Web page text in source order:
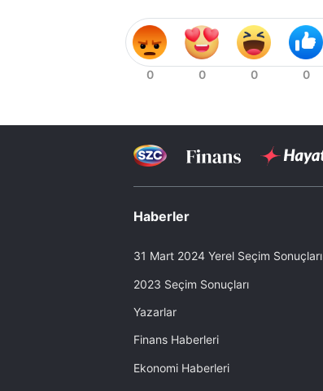
Haberler
31 Mart 2024 Yerel Seçim Sonuçları
2023 Seçim Sonuçları
Yazarlar
Finans Haberleri
Ekonomi Haberleri